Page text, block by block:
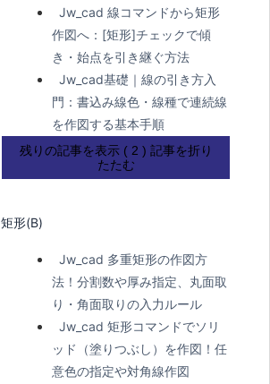
Jw_cad 線コマンドから矩形
作図へ：[矩形]チェックで傾
き・始点を引き継ぐ方法
Jw_cad基礎｜線の引き方入
門：書込み線色・線種で連続線
を作図する基本手順
残りの記事を表示 ( 2 ) 記事を折り
たたむ
矩形(B)
Jw_cad 多重矩形の作図方
法！分割数や厚み指定、丸面取
り・角面取りの入力ルール
Jw_cad 矩形コマンドでソリ
ッド（塗りつぶし）を作図！任
意色の指定や対角線作図